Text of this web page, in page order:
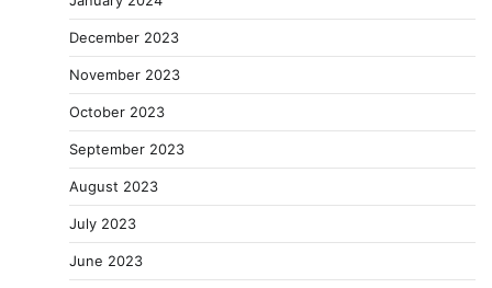
December 2023
November 2023
October 2023
September 2023
August 2023
July 2023
June 2023